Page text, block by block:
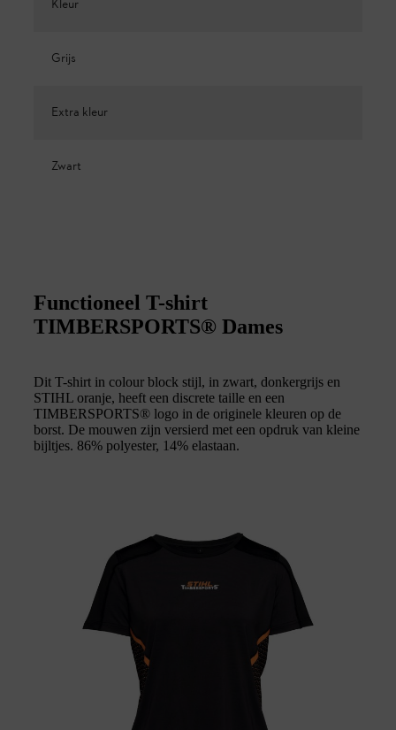
Kleur
Grijs
Extra kleur
Zwart
Functioneel T-shirt
TIMBERSPORTS® Dames
Dit T-shirt in colour block stijl, in zwart, donkergrijs en
STIHL oranje, heeft een discrete taille en een
TIMBERSPORTS® logo in de originele kleuren op de
borst. De mouwen zijn versierd met een opdruk van kleine
bijltjes. 86% polyester, 14% elastaan.